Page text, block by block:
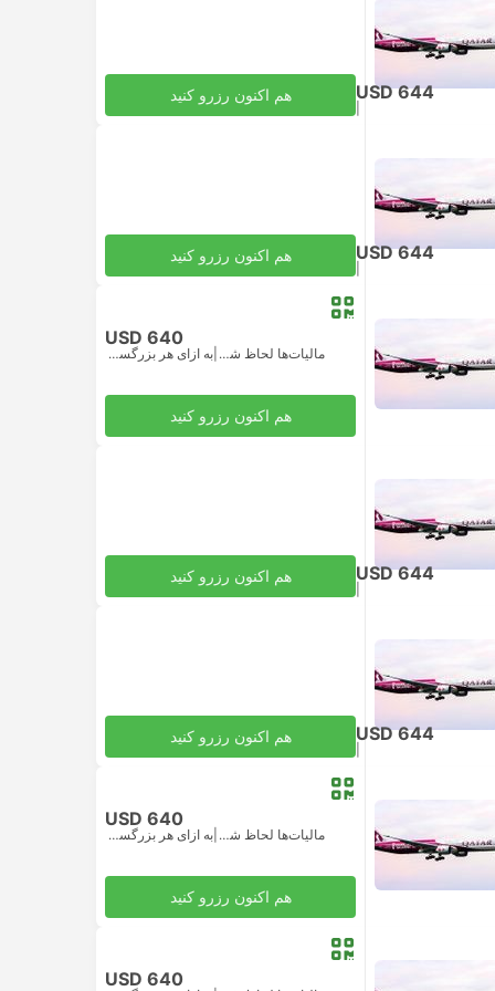
USD 644
مالیات‌ها لحاظ شده
به ازای هر بزرگسال
هم اکنون رزرو کنید
USD 644
مالیات‌ها لحاظ شده
به ازای هر بزرگسال
هم اکنون رزرو کنید
USD 640
مالیات‌ها لحاظ شده | به ازای هر بزرگسال
هم اکنون رزرو کنید
USD 644
مالیات‌ها لحاظ شده
به ازای هر بزرگسال
هم اکنون رزرو کنید
USD 644
مالیات‌ها لحاظ شده
به ازای هر بزرگسال
هم اکنون رزرو کنید
USD 640
مالیات‌ها لحاظ شده | به ازای هر بزرگسال
هم اکنون رزرو کنید
USD 640